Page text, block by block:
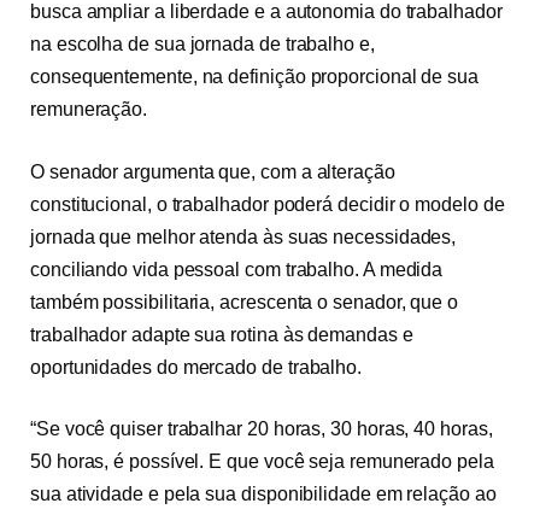
busca ampliar a liberdade e a autonomia do trabalhador
na escolha de sua jornada de trabalho e,
consequentemente, na definição proporcional de sua
remuneração.
O senador argumenta que, com a alteração
constitucional, o trabalhador poderá decidir o modelo de
jornada que melhor atenda às suas necessidades,
conciliando vida pessoal com trabalho. A medida
também possibilitaria, acrescenta o senador, que o
trabalhador adapte sua rotina às demandas e
oportunidades do mercado de trabalho.
“Se você quiser trabalhar 20 horas, 30 horas, 40 horas,
50 horas, é possível. E que você seja remunerado pela
sua atividade e pela sua disponibilidade em relação ao